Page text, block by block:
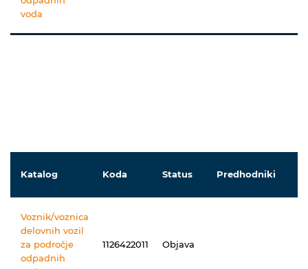
voda
Katalog Koda Status Predhodniki
Voznik/voznica
delovnih vozil
za področje
odpadnih
1126422011 Objava